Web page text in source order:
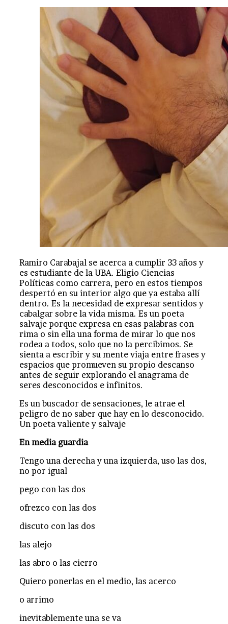
Ramiro Carabajal se acerca a cumplir 33 años y
es estudiante de la UBA. Eligio Ciencias
Políticas como carrera, pero en estos tiempos
despertó en su interior algo que ya estaba allí
dentro. Es la necesidad de expresar sentidos y
cabalgar sobre la vida misma. Es un poeta
salvaje porque expresa en esas palabras con
rima o sin ella una forma de mirar lo que nos
rodea a todos, solo que no la percibimos. Se
sienta a escribir y su mente viaja entre frases y
espacios que promueven su propio descanso
antes de seguir explorando el anagrama de
seres desconocidos e infinitos.
Es un buscador de sensaciones, le atrae el
peligro de no saber que hay en lo desconocido.
Un poeta valiente y salvaje
En media guardia
Tengo una derecha y una izquierda, uso las dos,
no por igual
pego con las dos
ofrezco con las dos
discuto con las dos
las alejo
las abro o las cierro
Quiero ponerlas en el medio, las acerco
o arrimo
inevitablemente una se va